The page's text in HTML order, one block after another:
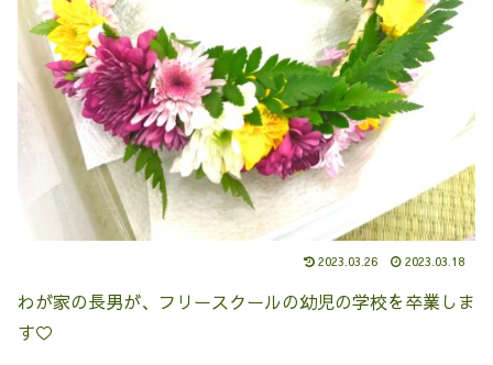
2023.03.26 2023.03.18
わが家の長男が、フリースクールの幼児の学校を卒業しま
す♡